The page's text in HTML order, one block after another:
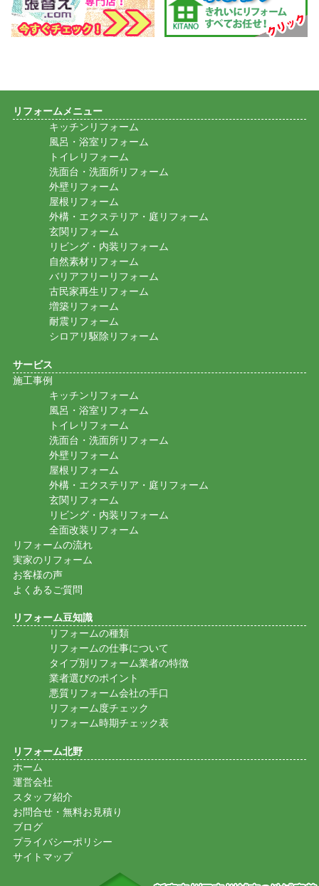
リフォームメニュー
キッチンリフォーム
風呂・浴室リフォーム
トイレリフォーム
洗面台・洗面所リフォーム
外壁リフォーム
屋根リフォーム
外構・エクステリア・庭リフォーム
玄関リフォーム
リビング・内装リフォーム
自然素材リフォーム
バリアフリーリフォーム
古民家再生リフォーム
増築リフォーム
耐震リフォーム
シロアリ駆除リフォーム
サービス
施工事例
キッチンリフォーム
風呂・浴室リフォーム
トイレリフォーム
洗面台・洗面所リフォーム
外壁リフォーム
屋根リフォーム
外構・エクステリア・庭リフォーム
玄関リフォーム
リビング・内装リフォーム
全面改装リフォーム
リフォームの流れ
実家のリフォーム
お客様の声
よくあるご質問
リフォーム豆知識
リフォームの種類
リフォームの仕事について
タイプ別リフォーム業者の特徴
業者選びのポイント
悪質リフォーム会社の手口
リフォーム度チェック
リフォーム時期チェック表
リフォーム北野
ホーム
運営会社
スタッフ紹介
お問合せ・無料お見積り
ブログ
プライバシーポリシー
サイトマップ